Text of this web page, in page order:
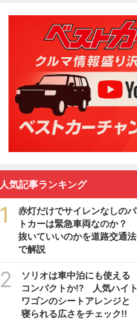
人気記事ランキング
1
赤灯だけでサイレンなしのパ
トカーは緊急車両なのか？
抜いていいのかを道路交通法
で解説
2
ソリオは車中泊にも使える
コンパクトか!? 人気ハイト
ワゴンのシートアレンジと
寝られる広さをチェック!!